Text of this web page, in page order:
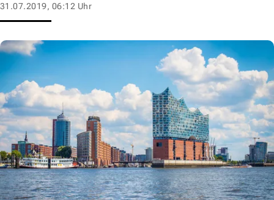
31.07.2019, 06:12 Uhr